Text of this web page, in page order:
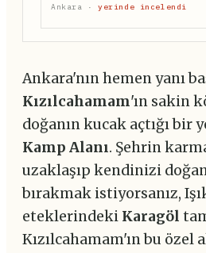
Ankara ·yerinde incelendi
Ankara'nın hemen yanı
Kızılcahamam'ın sakin
doğanın kucak açtığı bir
Kamp Alanı. Şehrin
uzaklaşıp kendinizi
bırakmak istiyorsanız,
eteklerindeki Karagöl
Kızılcahamam'ın bu özel